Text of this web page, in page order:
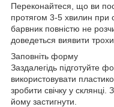
Переконайтеся, що ви
протягом 3-5 хвилин при
барвник повністю не
доведеться виявити трохи
Заповніть форму
Заздалегідь підготуйте
використовувати
зробити свічку у
йому застигнути.